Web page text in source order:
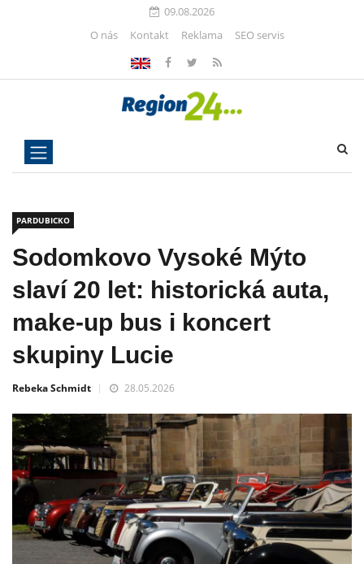
09.08.2026
O nás
Kontakt Reklama SEO servis
PARDUBICKO
Sodomkovo Vysoké Mýto
slaví 20 let: historická auta,
make-up bus i koncert
skupiny Lucie
Rebeka Schmidt 28.05.2026